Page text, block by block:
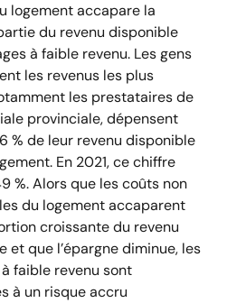
logement accapare la
du revenu disponible
à faible revenu. Les gens
les revenus les plus
les prestataires de
provinciale, dépensent
% de leur revenu disponible
En 2021, ce chiffre
%. Alors que les coûts non
du logement accaparent
croissante du revenu
et que l’épargne diminue, les
faible revenu sont
à un risque accru